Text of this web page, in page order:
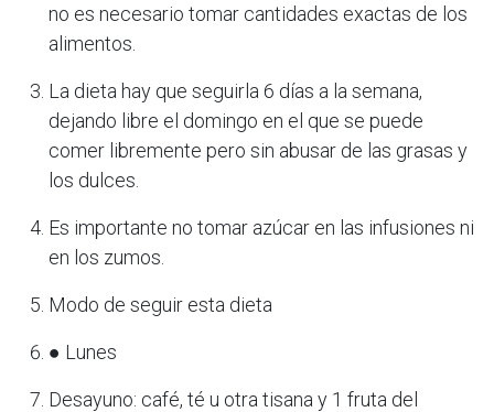
no es necesario tomar cantidades exactas de los
alimentos.
La dieta hay que seguirla 6 días a la semana,
dejando libre el domingo en el que se puede
comer libremente pero sin abusar de las grasas y
los dulces.
Es importante no tomar azúcar en las infusiones ni
en los zumos.
Modo de seguir esta dieta
● Lunes
Desayuno: café, té u otra tisana y 1 fruta del